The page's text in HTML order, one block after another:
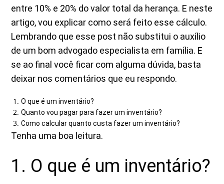
entre 10% e 20% do valor total da herança. E neste
artigo, vou explicar como será feito esse cálculo.
Lembrando que esse post não substitui o auxílio
de um bom advogado especialista em família. E
se ao final você ficar com alguma dúvida, basta
deixar nos comentários que eu respondo.
O que é um inventário?
Quanto vou pagar para fazer um inventário?
Como calcular quanto custa fazer um inventário?
Tenha uma boa leitura.
1. O que é um inventário?